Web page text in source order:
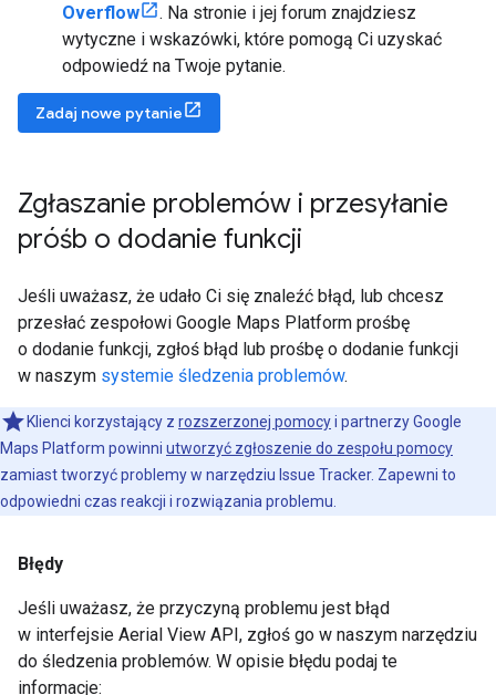
Overflow
. Na stronie i jej forum znajdziesz
wytyczne i wskazówki, które pomogą Ci uzyskać
odpowiedź na Twoje pytanie.
Zadaj nowe pytanie
Zgłaszanie problemów i przesyłanie
próśb o dodanie funkcji
Jeśli uważasz, że udało Ci się znaleźć błąd, lub chcesz
przesłać zespołowi Google Maps Platform prośbę
o dodanie funkcji, zgłoś błąd lub prośbę o dodanie funkcji
w naszym systemie śledzenia problemów.
Klienci korzystający z rozszerzonej pomocyi partnerzy Google
Maps Platform powinni utworzyć zgłoszenie do zespołu pomocy
zamiast tworzyć problemy w narzędziu Issue Tracker. Zapewni to
odpowiedni czas reakcji i rozwiązania problemu.
Błędy
Jeśli uważasz, że przyczyną problemu jest błąd
w interfejsie Aerial View API, zgłoś go w naszym narzędziu
do śledzenia problemów. W opisie błędu podaj te
informacje: